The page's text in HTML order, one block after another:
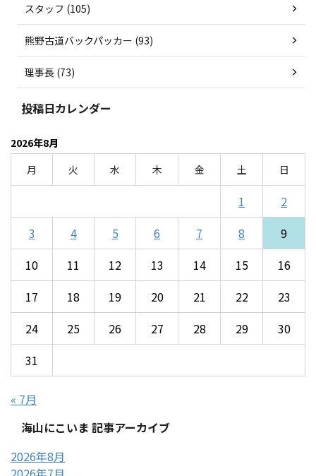
スタッフ (105)
熊野古道バックパッカー (93)
理事長 (73)
投稿日カレンダー
2026年8月
月
火 水 木 金 土 日
1
2
3
4 5 6 7 8
9
10
11 12 13 14 15
16
17
18 19 20 21 22
23
24
25 26 27 28 29
30
31
« 7月
海山にこいま 記事アーカイブ
2026年8月